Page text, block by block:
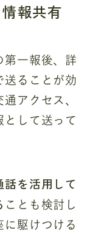
報共有
第一報後、詳
送ることが効
アクセス、
として送って
話を活用して
ことも検討し
に駆けつける